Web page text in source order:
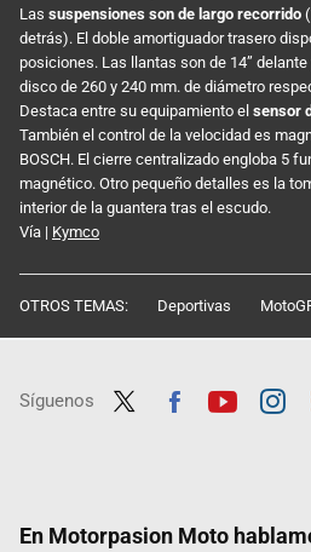
Las suspensiones son de largo recorrido
detrás). El doble amortiguador trasero
posiciones. Las llantas son de 14”
disco de 260 y 240 mm. de diámetro
Destaca entre su equipamiento el sensor
También el control de la velocidad es
BOSCH. El cierre centralizado engloba 5
magnético. Otro pequeño detalles es la
interior de la guantera tras el escudo.
Vía | Kymco
OTROS TEMAS: Deportivas
Síguenos
En Motorpasion Moto